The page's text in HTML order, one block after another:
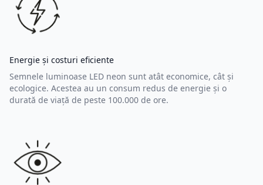
Energie și costuri eficiente
Semnele luminoase LED neon sunt atât economice, cât și
ecologice. Acestea au un consum redus de energie și o
durată de viață de peste 100.000 de ore.